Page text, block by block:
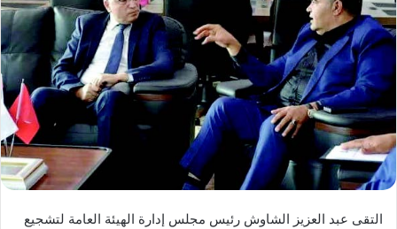
التقى عبد العزيز الشاوش رئيس مجلس إدارة الهيئة العامة لتشجيع